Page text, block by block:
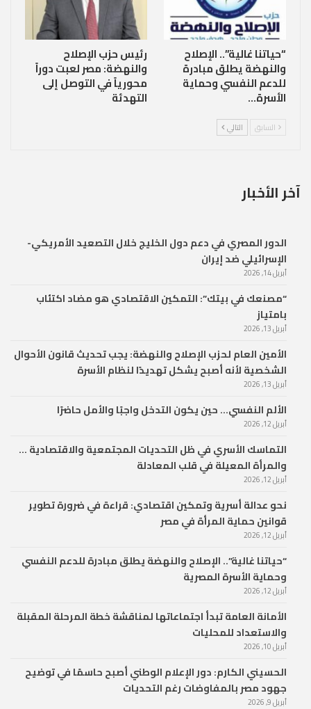
“حياتنا غالية”.. الإصلاح
والنهضة يطلق مبادرة
للدعم النفسي وحماية
الأسرة…
رئيس حزب الإصلاح
والنهضة: مصر لعبت دوراً
محورياً في التوصل إلى
التهدئة
السابق التالي
آخر الأخبار
الدور المصري في دعم دول الخليج خلال التصعيد الأمريكي-
الإسرائيلي ضد إيران
أبريل 14, 2026
“مصنعك في بيتك”: التمكين الاقتصادي هو مضاد اكتئاب
بامتياز
أبريل 13, 2026
الأمين العام لحزب الإصلاح والنهضة: يجب تحديث قانون الأحوال
الشخصية لأنه أصبح يشكل تهديدًا لنظام الأسرة
أبريل 13, 2026
الألم النفسي… حين يكون التدخل واجبًا والأمل حاضرًا
أبريل 12, 2026
التماسك الأسري في ظل التحديات المجتمعية والاقتصادية …
والمرأة المعيلة في قلب المعادلة
أبريل 12, 2026
نحو عدالة أسرية وتمكين اقتصادي: قراءة في ضرورة تطوير
قوانين حماية المرأة في مصر
أبريل 12, 2026
“حياتنا غالية”.. الإصلاح والنهضة يطلق مبادرة للدعم النفسي
وحماية الأسرة المصرية
أبريل 12, 2026
الأمانة العامة تبدأ اجتماعاتها لمناقشة خطة المرحلة المقبلة
والاستعداد للمحليات
أبريل 10, 2026
الحسيني الكارم: دور الإعلام الوطني أصبح حاسمًا في توضيح
جهود مصر بالمفاوضات رغم التحديات
أبريل 9, 2026